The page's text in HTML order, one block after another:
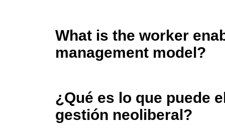
What is the worker
management model?
¿Qué es lo que puede
gestión neoliberal?